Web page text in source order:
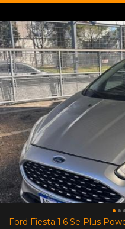
Ford Fiesta 1.6 Se Plus